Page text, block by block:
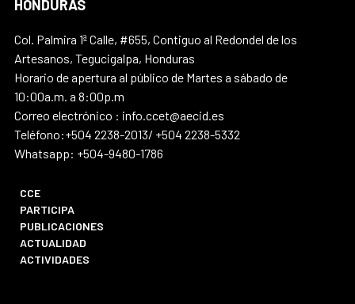
HONDURAS
Col. Palmira 1ª Calle, #655, Contiguo al Redondel de los
Artesanos, Tegucigalpa, Honduras
Horario de apertura al público de Martes a sábado de
10:00a.m. a 8:00p.m
Correo electrónico : info.ccet@aecid.es
Teléfono:+504 2238-2013/ +504 2238-5332
Whatsapp: +504-9480-1786
CCE
PARTICIPA
PUBLICACIONES
ACTUALIDAD
ACTIVIDADES